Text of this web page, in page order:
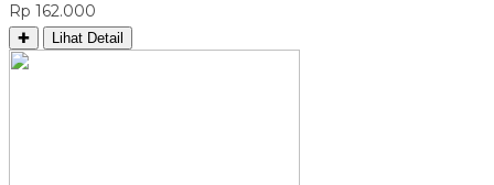
Rp 162.000
✚ Lihat Detail